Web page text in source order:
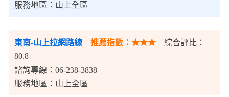
服務地區：山上全區
東南-山上拉網路線 推薦指數：★★★
綜合評比：
80.8
諮詢專線：06-238-3838
服務地區：山上全區